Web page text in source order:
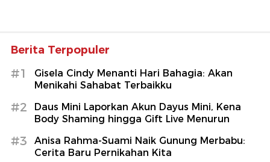
Berita Terpopuler
#1
Gisela Cindy Menanti Hari Bahagia: Akan
Menikahi Sahabat Terbaikku
#2
Daus Mini Laporkan Akun Dayus Mini, Kena
Body Shaming hingga Gift Live Menurun
#3
Anisa Rahma-Suami Naik Gunung Merbabu:
Cerita Baru Pernikahan Kita